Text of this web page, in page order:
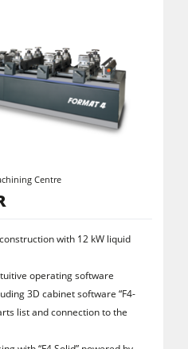
Centre
with 12 kW liquid
operating software
3D cabinet software “F4-
list and connection to the